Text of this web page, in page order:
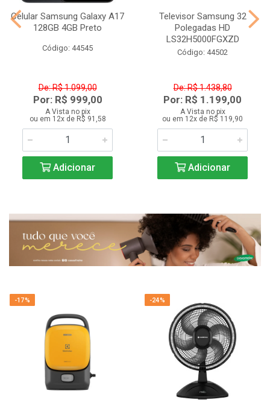
Celular Samsung Galaxy A17
128GB 4GB Preto
Código: 44545
De: R$ 1.099,00
Por: R$ 999,00
A Vista no pix
ou em 12x de R$ 91,58
Adicionar
Televisor Samsung 32
Polegadas HD
LS32H5000FGXZD
Código: 44502
De: R$ 1.438,80
Por: R$ 1.199,00
A Vista no pix
ou em 12x de R$ 119,90
Adicionar
-17% -24%